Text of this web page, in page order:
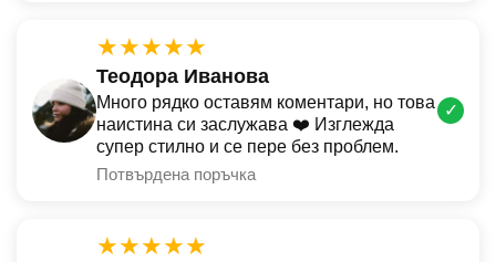
★★★★★
Теодора Иванова
Много рядко оставям коментари, но това
наистина си заслужава ❤️ Изглежда
супер стилно и се пере без проблем.
Потвърдена поръчка
✓
★★★★★